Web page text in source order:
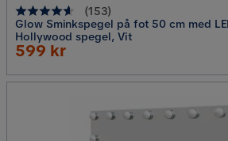
(153)
Glow Sminkspegel på fot 50 cm med
Hollywood spegel, Vit
Rabatterat
599 kr